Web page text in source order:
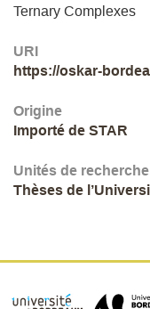
Ternary Complexes
URI
https://oskar-
Origine
Importé de STAR
Unités de recherche
Thèses de